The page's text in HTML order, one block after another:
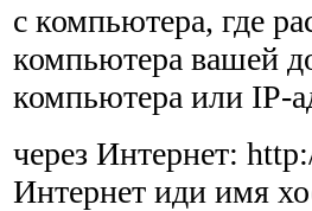
с компьютера, где
компьютера вашей
компьютера или IP-
через Интернет:
Интернет иди имя